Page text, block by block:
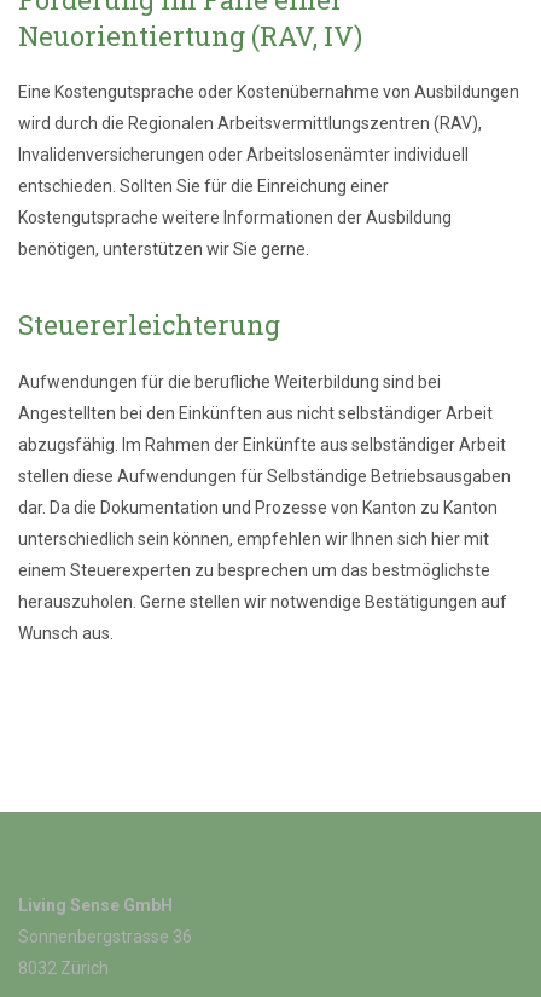
Neuorientiertung (RAV, IV)
Eine Kostengutsprache oder Kostenübernahme von Ausbildungen
wird durch die Regionalen Arbeitsvermittlungszentren (RAV),
Invalidenversicherungen oder Arbeitslosenämter individuell
entschieden. Sollten Sie für die Einreichung einer
Kostengutsprache weitere Informationen der Ausbildung
benötigen, unterstützen wir Sie gerne.
Steuererleichterung
Aufwendungen für die berufliche Weiterbildung sind bei
Angestellten bei den Einkünften aus nicht selbständiger Arbeit
abzugsfähig. Im Rahmen der Einkünfte aus selbständiger Arbeit
stellen diese Aufwendungen für Selbständige Betriebsausgaben
dar. Da die Dokumentation und Prozesse von Kanton zu Kanton
unterschiedlich sein können, empfehlen wir Ihnen sich hier mit
einem Steuerexperten zu besprechen um das bestmöglichste
herauszuholen. Gerne stellen wir notwendige Bestätigungen auf
Wunsch aus.
Living Sense GmbH
Sonnenbergstrasse 36
8032 Zürich